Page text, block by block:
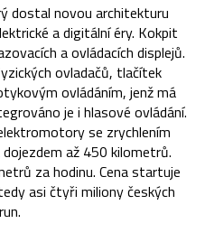
dostal novou architekturu
a digitální éry. Kokpit
a ovládacích displejů.
ovladačů, tlačítek
ovládáním, jenž má
je i hlasové ovládání.
se zrychlením
až 450 kilometrů.
za hodinu. Cena startuje
asi čtyři miliony českých